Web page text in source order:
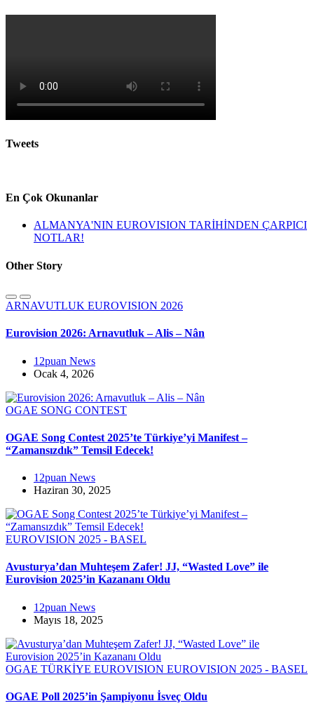
Tweets
En Çok Okunanlar
ALMANYA'NIN EUROVISION TARİHİNDEN ÇARPICI
NOTLAR!
Other Story
ARNAVUTLUK EUROVISION 2026
Eurovision 2026: Arnavutluk – Alis – Nân
12puan News
Ocak 4, 2026
OGAE SONG CONTEST
OGAE Song Contest 2025’te Türkiye’yi Manifest –
“Zamansızdık” Temsil Edecek!
12puan News
Haziran 30, 2025
EUROVISION 2025 - BASEL
Avusturya’dan Muhteşem Zafer! JJ, “Wasted Love” ile
Eurovision 2025’in Kazananı Oldu
12puan News
Mayıs 18, 2025
OGAE TÜRKİYE EUROVISION EUROVISION 2025 - BASEL
OGAE Poll 2025’in Şampiyonu İsveç Oldu